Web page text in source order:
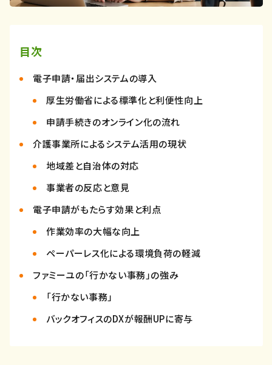
目次
電子申請・届出システムの導入
厚生労働省による標準化と利便性向上
申請手続きのオンライン化の流れ
介護事業所によるシステム活用の現状
地域差と自治体の対応
事業者の反応と意見
電子申請がもたらす効果と利点
作業効率の大幅な向上
ペーパーレス化による環境負荷の軽減
ファミーユの「行かない事務」の強み
「行かない事務」
バックオフィスのDXが報酬UPに寄与